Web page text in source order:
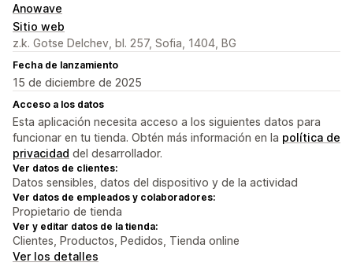
Anowave
Sitio web
z.k. Gotse Delchev, bl. 257, Sofia, 1404, BG
Fecha de lanzamiento
15 de diciembre de 2025
Acceso a los datos
Esta aplicación necesita acceso a los siguientes datos para
funcionar en tu tienda. Obtén más información en la política de
privacidad del desarrollador.
Ver datos de clientes:
Datos sensibles, datos del dispositivo y de la actividad
Ver datos de empleados y colaboradores:
Propietario de tienda
Ver y editar datos de la tienda:
Clientes, Productos, Pedidos, Tienda online
Ver los detalles